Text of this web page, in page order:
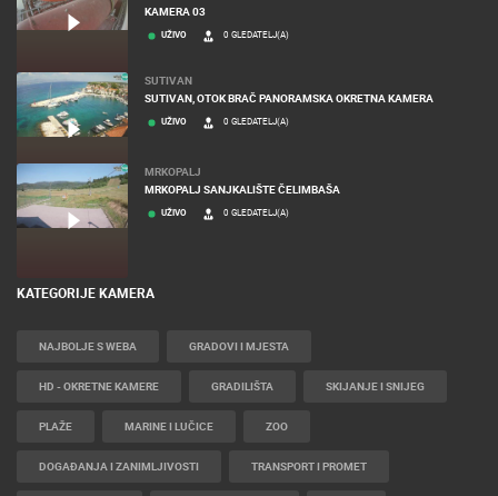
KAMERA 03
UŽIVO 0 GLEDATELJ(A)
SUTIVAN
SUTIVAN, OTOK BRAČ PANORAMSKA OKRETNA KAMERA
UŽIVO 0 GLEDATELJ(A)
MRKOPALJ
MRKOPALJ SANJKALIŠTE ČELIMBAŠA
UŽIVO 0 GLEDATELJ(A)
KATEGORIJE KAMERA
NAJBOLJE S WEBA GRADOVI I MJESTA
HD - OKRETNE KAMERE GRADILIŠTA SKIJANJE I SNIJEG
PLAŽE MARINE I LUČICE ZOO
DOGAĐANJA I ZANIMLJIVOSTI TRANSPORT I PROMET